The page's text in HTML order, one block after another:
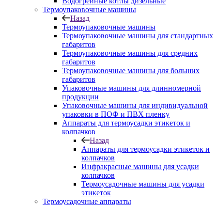
Термоупаковочные машины
Назад
Термоупаковочные машины
Термоупаковочные машины для стандартных
габаритов
Термоупаковочные машины для средних
габаритов
Термоупаковочные машины для больших
габаритов
Упаковочные машины для длинномерной
продукции
Упаковочные машины для индивидуальной
упаковки в ПОФ и ПВХ пленку
Аппараты для термоусадки этикеток и
колпачков
Назад
Аппараты для термоусадки этикеток и
колпачков
Инфракрасные машины для усадки
колпачков
Термоусадочные машины для усадки
этикеток
Термоусадочные аппараты